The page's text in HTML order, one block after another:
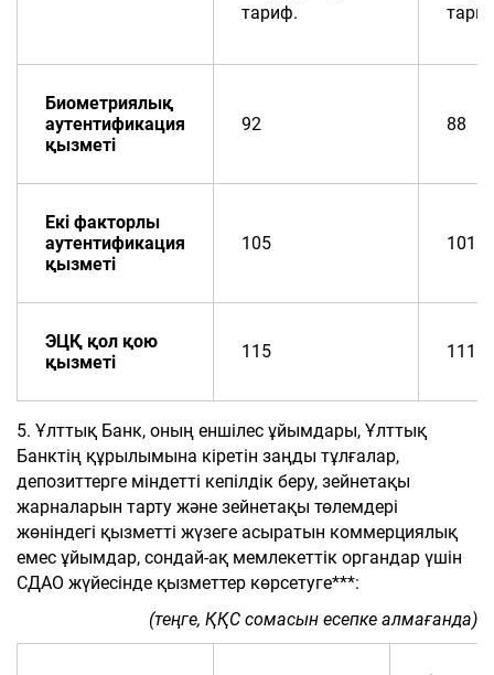
тариф.
Биометриялық
аутентификация
қызметі
92 88
Екі факторлы
аутентификация
қызметі
105 101
ЭЦҚ қол қою
қызметі
115 111
5. Ұлттық Банк, оның еншілес ұйымдары, Ұлттық
Банктің құрылымына кіретін заңды тұлғалар,
депозиттерге міндетті кепілдік беру, зейнетақы
жарналарын тарту және зейнетақы төлемдері
жөніндегі қызметті жүзеге асыратын коммерциялық
емес ұйымдар, сондай-ақ мемлекеттік органдар үшін
СДАО жүйесінде қызметтер көрсетуге***:
(теңге, ҚҚС сомасын есепке алмағанда)